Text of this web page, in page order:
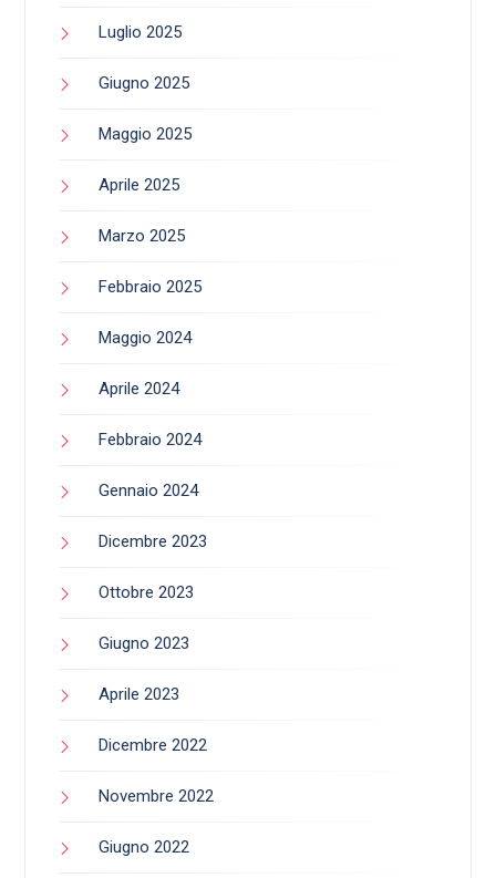
Luglio 2025
Giugno 2025
Maggio 2025
Aprile 2025
Marzo 2025
Febbraio 2025
Maggio 2024
Aprile 2024
Febbraio 2024
Gennaio 2024
Dicembre 2023
Ottobre 2023
Giugno 2023
Aprile 2023
Dicembre 2022
Novembre 2022
Giugno 2022